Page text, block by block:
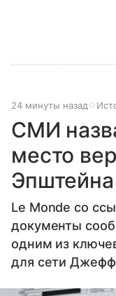
24 минуты назад
СМИ
место
Эпштейна
Le Monde со
документы
одним из
для сети